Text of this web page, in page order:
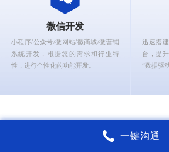
微信开发
小程序/公众号/微网站/微商城/微营销
系统开发，根据您的需求和行业特
性，进行个性化的功能开发。
迅速搭
台，提
“数据驱
锐智互动核心能
一键沟通